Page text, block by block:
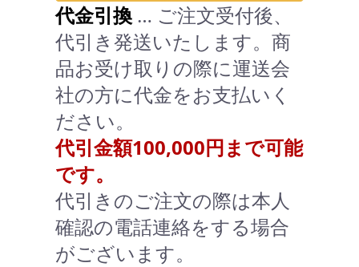
代金引換 … ご注文受付後、
代引き発送いたします。商
品お受け取りの際に運送会
社の方に代金をお支払いく
ださい。
代引金額100,000円まで可能
です。
代引きのご注文の際は本人
確認の電話連絡をする場合
がございます。